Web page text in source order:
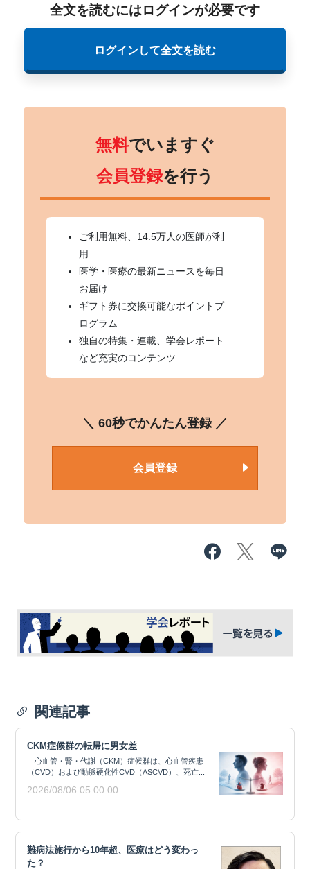
全文を読むにはログインが必要です
ログインして全文を読む
無料でいますぐ
会員登録を行う
ご利用無料、14.5万人の医師が利
用
医学・医療の最新ニュースを毎日
お届け
ギフト券に交換可能なポイントプ
ログラム
独自の特集・連載、学会レポート
など充実のコンテンツ
＼ 60秒でかんたん登録 ／
会員登録
関連記事
CKM症候群の転帰に男女差
心血管・腎・代謝（CKM）症候群は、心血管疾患
（CVD）および動脈硬化性CVD（ASCVD）、死亡...
2026/08/06 05:00:00
難病法施行から10年超、医療はどう変わっ
た？